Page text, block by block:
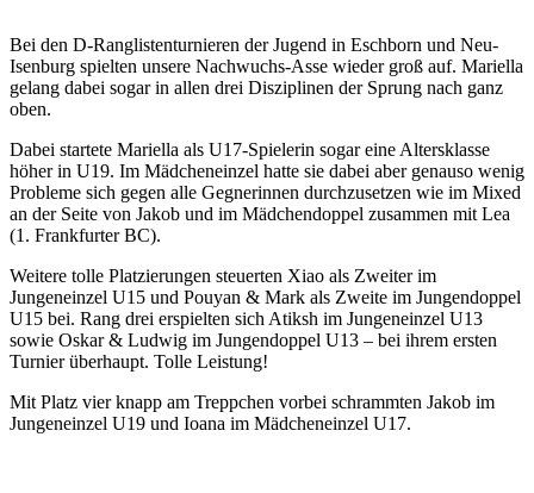
Bei den D-Ranglistenturnieren der Jugend in Eschborn und Neu-
Isenburg spielten unsere Nachwuchs-Asse wieder groß auf. Mariella
gelang dabei sogar in allen drei Disziplinen der Sprung nach ganz
oben.
Dabei startete Mariella als U17-Spielerin sogar eine Altersklasse
höher in U19. Im Mädcheneinzel hatte sie dabei aber genauso wenig
Probleme sich gegen alle Gegnerinnen durchzusetzen wie im Mixed
an der Seite von Jakob und im Mädchendoppel zusammen mit Lea
(1. Frankfurter BC).
Weitere tolle Platzierungen steuerten Xiao als Zweiter im
Jungeneinzel U15 und Pouyan & Mark als Zweite im Jungendoppel
U15 bei. Rang drei erspielten sich Atiksh im Jungeneinzel U13
sowie Oskar & Ludwig im Jungendoppel U13 – bei ihrem ersten
Turnier überhaupt. Tolle Leistung!
Mit Platz vier knapp am Treppchen vorbei schrammten Jakob im
Jungeneinzel U19 und Ioana im Mädcheneinzel U17.